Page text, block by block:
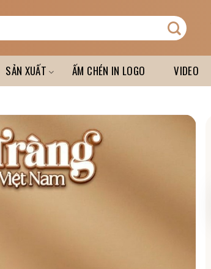
SẢN XUẤT ẤM CHÉN IN LOGO VIDEO